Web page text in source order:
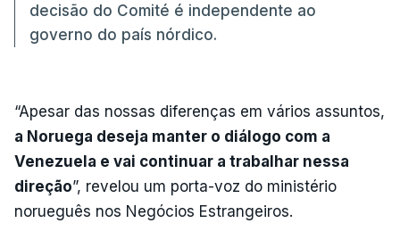
decisão do Comité é independente ao
governo do país nórdico.
“Apesar das nossas diferenças em vários assuntos,
a Noruega deseja manter o diálogo com a
Venezuela e vai continuar a trabalhar nessa
direção”, revelou um porta-voz do ministério
norueguês nos Negócios Estrangeiros.